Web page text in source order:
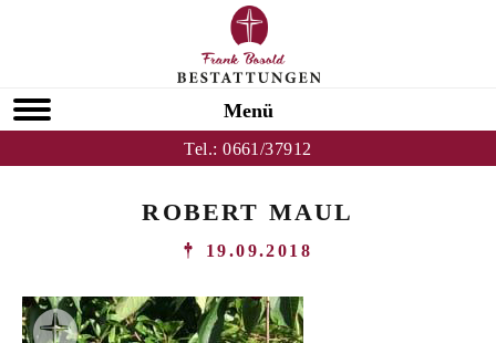
Menü
Tel.:0661/37912
ROBERT MAUL
19.09.2018